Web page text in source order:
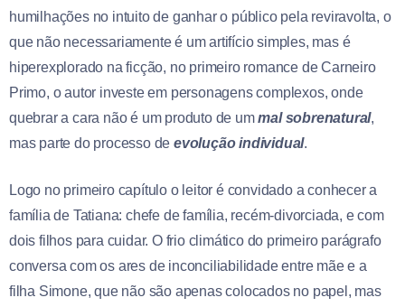
humilhações no intuito de ganhar o público pela reviravolta, o
que não necessariamente é um artifício simples, mas é
hiperexplorado na ficção, no primeiro romance de Carneiro
Primo, o autor investe em personagens complexos, onde
quebrar a cara não é um produto de ummal sobrenatural,
mas parte do processo deevolução individual.
Logo no primeiro capítulo o leitor é convidado a conhecer a
família de Tatiana: chefe de família, recém-divorciada, e com
dois filhos para cuidar. O frio climático do primeiro parágrafo
conversa com os ares de inconciliabilidade entre mãe e a
filha Simone, que não são apenas colocados no papel, mas